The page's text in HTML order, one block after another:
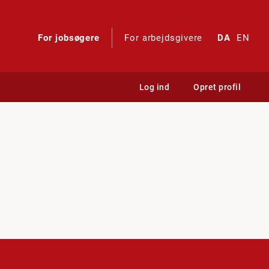
For jobsøgere For arbejdsgivere DA EN
Log ind Opret profil